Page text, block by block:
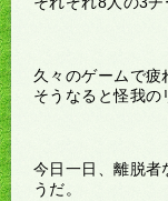
久々のゲームで疲
そうなると怪我の
今日一日、離脱者
うだ。